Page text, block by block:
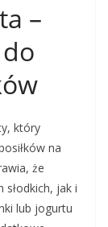
–
który
na
że
jak i
lub jogurtu